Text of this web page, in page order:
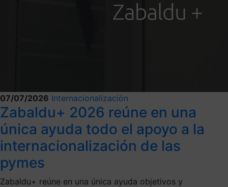
07/07/2026 Internacionalización
Zabaldu+ 2026 reúne en una
única ayuda todo el apoyo a la
internacionalización de las
pymes
Zabaldu+ reúne en una única ayuda objetivos y